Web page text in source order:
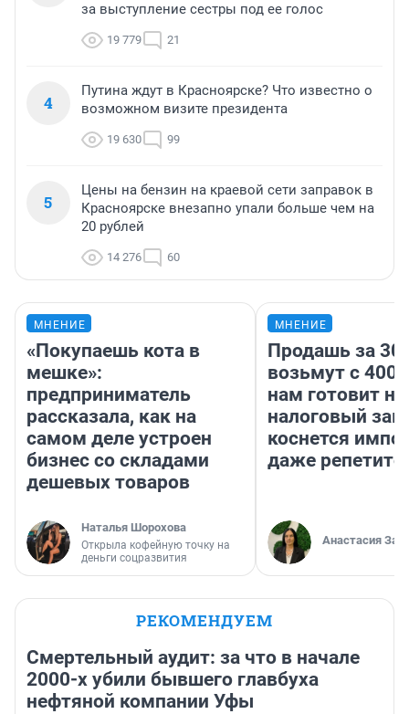
за выступление сестры под ее голос
19 779 21
4
Путина ждут в Красноярске? Что известно о
возможном визите президента
19 630 99
5
Цены на бензин на краевой сети заправок в
Красноярске внезапно упали больше чем на
20 рублей
14 276 60
МНЕНИЕ
«Покупаешь кота в
мешке»:
предприниматель
рассказала, как на
самом деле устроен
бизнес со складами
дешевых товаров
Наталья Шорохова
Открыла кофейную точку на
деньги соцразвития
МНЕНИЕ
Продашь за
возьмут с
нам готовит
налоговый
коснется
даже
Анастасия
РЕКОМЕНДУЕМ
Смертельный аудит: за что в начале
2000-х убили бывшего главбуха
нефтяной компании Уфы